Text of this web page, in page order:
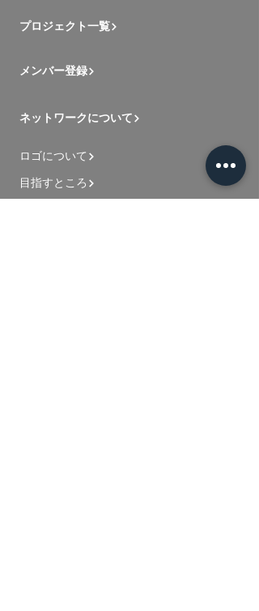
プロジェクト一覧
メンバー登録
ネットワークについて
ロゴについて
目指すところ